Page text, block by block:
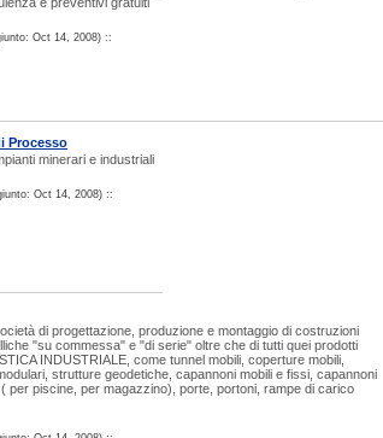
Oct 14, 2008) ::
Processo
minerari e industriali
Oct 14, 2008) ::
di progettazione, produzione e montaggio di costruzioni
"su commessa" e "di serie" oltre che di tutti quei prodotti
INDUSTRIALE, come tunnel mobili, coperture mobili,
strutture geodetiche, capannoni mobili e fissi, capannoni
per piscine, per magazzino), porte, portoni, rampe di carico